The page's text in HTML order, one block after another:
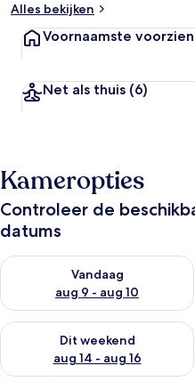
Alles bekijken
Voornaamste
Net als thuis (6)
Kameropties
Controleer de
datums
Vandaag
aug 9 - aug 10
De beschikbaarheid
Dit weekend
aug 14 - aug 16
De beschikbaarheid